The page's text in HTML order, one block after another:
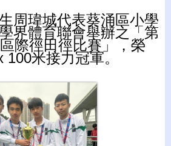
周瑋城代表葵涌區小學
界體育聯會舉辦之「第
際徑田徑比賽」，榮
米接力冠軍。